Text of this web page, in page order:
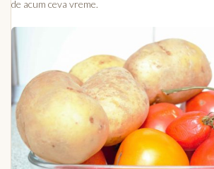
de acum ceva vreme.